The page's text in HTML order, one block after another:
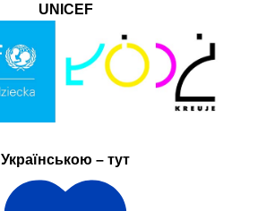
UNICEF
Українською – тут